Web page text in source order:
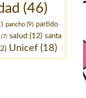
(46)
pancho (9) partido
(7) salud (12) santa
Unicef (18)